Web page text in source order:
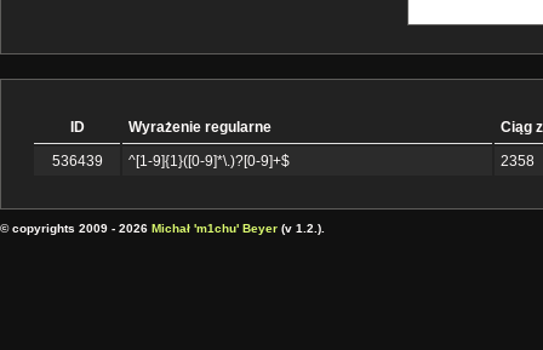
ID Wyrażenie regularne
Ciąg
536439
^[1-9]{1}([0-9]*\.)?[0-9]+$ 2358
© copyrights 2009 - 2026 Michał 'm1chu' Beyer (v 1.2.).